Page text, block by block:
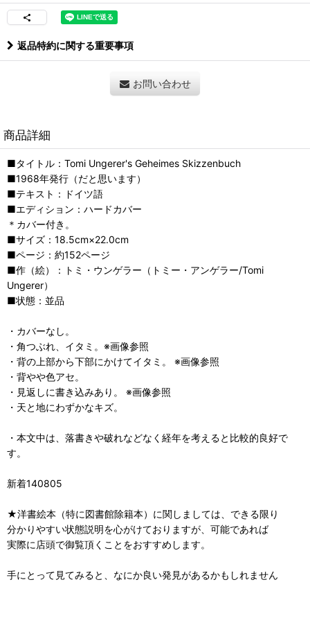
返品特約に関する重要事項
お問い合わせ
商品詳細
■タイトル：Tomi Ungerer's Geheimes Skizzenbuch
■1968年発行（だと思います）
■テキスト：ドイツ語
■エディション：ハードカバー
＊カバー付き。
■サイズ：18.5cm×22.0cm
■ページ：約152ページ
■作（絵）：トミ・ウンゲラー（トミー・アンゲラー/Tomi
Ungerer）
■状態：並品
・カバーなし。
・角つぶれ、イタミ。※画像参照
・背の上部から下部にかけてイタミ。 ※画像参照
・背やや色アセ。
・見返しに書き込みあり。 ※画像参照
・天と地にわずかなキズ。
・本文中は、落書きや破れなどなく経年を考えると比較的良好で
す。
新着140805
★洋書絵本（特に図書館除籍本）に関しましては、できる限り
分かりやすい状態説明を心がけておりますが、可能であれば
実際に店頭で御覧頂くことをおすすめします。
手にとって見てみると、なにか良い発見があるかもしれません